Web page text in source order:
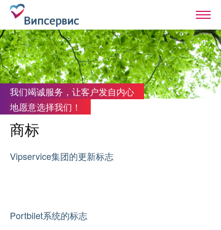
我们竭诚服务，让客户发自内心
地愿意选择我们！
商标
Vipservice集团的更新标志
Portbilet系统的标志